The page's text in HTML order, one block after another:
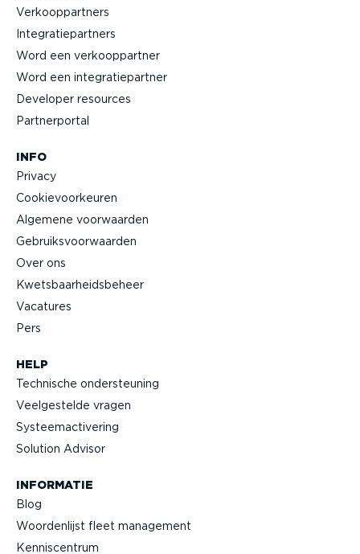
HELP
Technische onder­steuning
Veelge­stelde vragen
Systeem­ac­ti­vering
Solution Advisor
INFORMATIE
Blog
Woorden­lijst fleet management
Kennis­centrum
Verkoop­partners
Integra­tie­partners
Word een verkoop­partner
Word een integra­tie­partner
Developer resources
Partner­portal
INFO
Privacy
Cookie­voor­keuren
Algemene voorwaarden
Gebruiks­voor­waarden
Over ons
Kwets­baar­heids­beheer
Vacatures
Pers